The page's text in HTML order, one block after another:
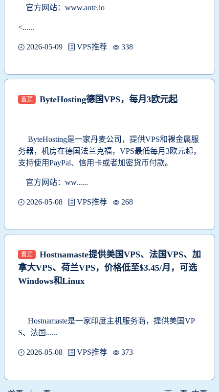
官方网站： www.aote.io
<......
2026-05-09 VPS推荐 338
置顶 ByteHosting德国VPS，每月3欧元起
ByteHosting是一家丹麦公司，提供VPS和裸金属服
务器，机房在德国法兰克福，VPS最低每月3欧元起，
支持使用PayPal、信用卡或者加密货币付款。
官方网站： ww......
2026-05-08 VPS推荐 268
置顶
Hostnamaste提供美国VPS、法国VPS、加
拿大VPS、荷兰VPS，价格低至$3.45/月，可选
Windows和Linux
Hostnamaste是一家印度主机服务商，提供美国VP
S、法国......
2026-05-08 VPS推荐 373